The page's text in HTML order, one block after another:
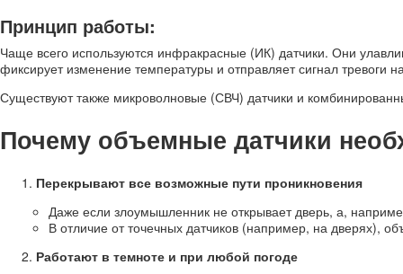
Принцип работы:
Чаще всего используются инфракрасные (ИК) датчики. Они
фиксирует изменение температуры и отправляет сигнал тревоги
Существуют также микроволновые (СВЧ) датчики и
Почему объемные датчики
Перекрывают все возможные пути проникновения
Даже если злоумышленник не открывает дверь, а,
В отличие от точечных датчиков (например, на
Работают в темноте и при любой погоде